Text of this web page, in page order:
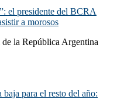
el presidente del BCRA
a morosos
la República Argentina
para el resto del año: